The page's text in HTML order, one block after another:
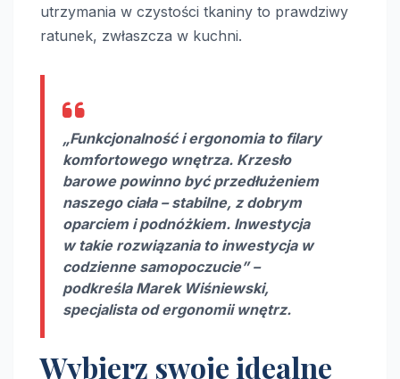
utrzymania w czystości tkaniny to prawdziwy
ratunek, zwłaszcza w kuchni.
„Funkcjonalność i ergonomia to filary
komfortowego wnętrza. Krzesło
barowe powinno być przedłużeniem
naszego ciała – stabilne, z dobrym
oparciem i podnóżkiem. Inwestycja
w takie rozwiązania to inwestycja w
codzienne samopoczucie” –
podkreśla Marek Wiśniewski,
specjalista od ergonomii wnętrz.
Wybierz swoje idealne